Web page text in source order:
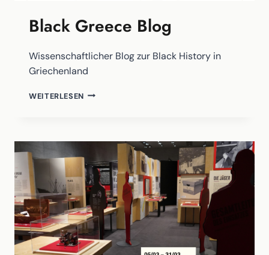
Black Greece Blog
Wissenschaftlicher Blog zur Black History in
Griechenland
WEITERLESEN BLACK